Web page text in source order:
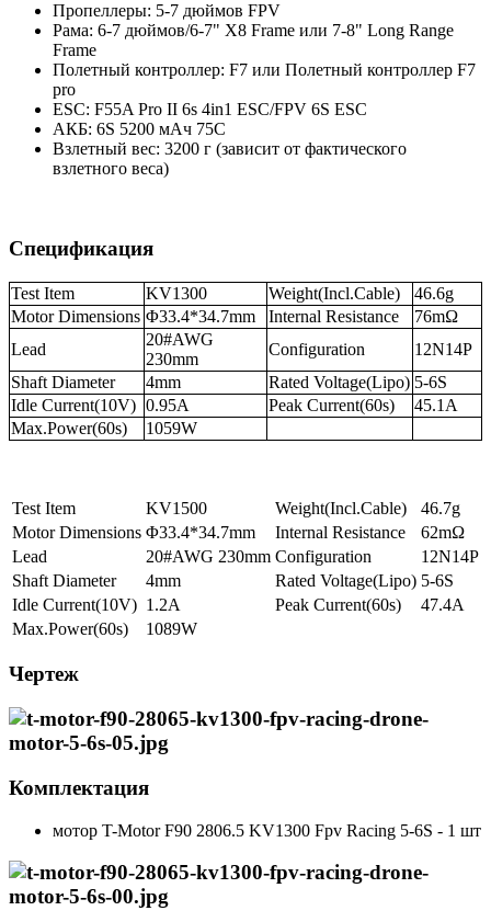
Пропеллеры: 5-7 дюймов FPV
Рама: 6-7 дюймов/6-7" X8 Frame или 7-8" Long Range
Frame
Полетный контроллер: F7 или Полетный контроллер F7
pro
ESC: F55A Pro II 6s 4in1 ESC/FPV 6S ESC
АКБ: 6S 5200 мАч 75C
Взлетный вес: 3200 г (зависит от фактического
взлетного веса)
Спецификация
Test Item KV1300 Weight(Incl.Cable)
46.6g
Motor Dimensions Φ33.4*34.7mm Internal Resistance
76mΩ
Lead
20#AWG
230mm
Configuration
12N14P
Shaft Diameter
4mm Rated Voltage(Lipo) 5-6S
Idle Current(10V) 0.95A Peak Current(60s)
45.1A
Max.Power(60s)
1059W
Test Item KV1500 Weight(Incl.Cable)
46.7g
Motor Dimensions Φ33.4*34.7mm Internal Resistance
62mΩ
Lead
20#AWG 230mm Configuration
12N14P
Shaft Diameter
4mm Rated Voltage(Lipo) 5-6S
Idle Current(10V) 1.2A Peak Current(60s)
47.4A
Max.Power(60s)
1089W
Чертеж
Комплектация
мотор T-Motor F90 2806.5 KV1300 Fpv Racing 5-6S - 1 шт